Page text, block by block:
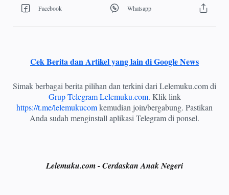
Cek Berita dan Artikel yang lain di Google News
Simak berbagai berita pilihan dan terkini dari Lelemuku.com di
Grup Telegram Lelemuku.com. Klik link
https://t.me/lelemukucomkemudian join/bergabung. Pastikan
Anda sudah menginstall aplikasi Telegram di ponsel.
Lelemuku.com - Cerdaskan Anak Negeri